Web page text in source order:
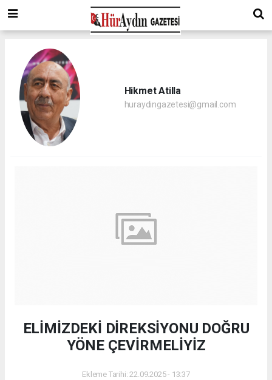
Hikmet Atilla
huraydingazetesi@gmail.com
ELİMİZDEKİ DİREKSİYONU DOĞRU
YÖNE ÇEVİRMELİYİZ
Ekleme Tarihi: 22.09.2025 - 13:37